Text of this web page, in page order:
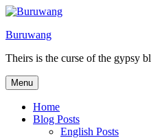
Skip
content
Buruwang
Theirs is the curse of the gypsy
Menu
Home
Blog Posts
English Posts